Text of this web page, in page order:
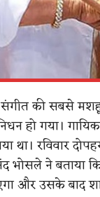
संगीत की सबसे
हो गया।
था। रविवार
भोसले ने बताया
और उसके बाद